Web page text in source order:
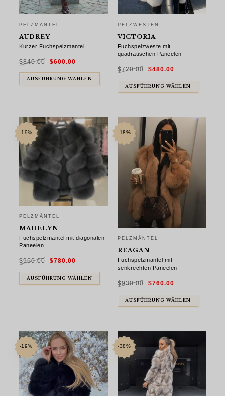
PELZMÄNTEL
AUDREY
Kurzer Fuchspelzmantel
$840.00
Ursprünglicher
Preis
$840.00
$600.00
$600.00.
AUSFÜHRUNG WÄHLEN
PELZWESTEN
VICTORIA
Fuchspelzweste mit
quadratischen Paneelen
$720.00
Ursprünglicher
Preis
$720.00
$480.00Preis
$480.00.
AUSFÜHRUNG WÄHLEN
-19%
PELZMÄNTEL
MADELYN
Fuchspelzmantel mit diagonalen
Paneelen
$960.00 Preis
$960.00
$780.00
$780.00.
AUSFÜHRUNG WÄHLEN
-18%
PELZMÄNTEL
REAGAN
Fuchspelzmantel mit
senkrechten Paneelen
$930.00
Ursprünglicher
Preis
$930.00
$760.00Preis
$760.00.
AUSFÜHRUNG WÄHLEN
-19% -38%